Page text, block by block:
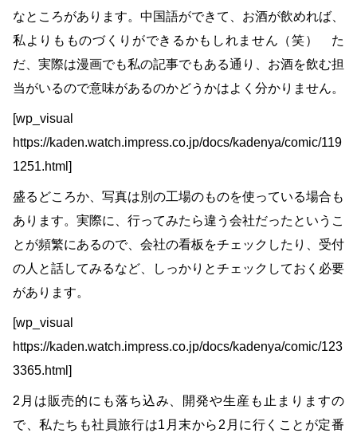
なところがあります。中国語ができて、お酒が飲めれば、
私よりもものづくりができるかもしれません（笑） た
だ、実際は漫画でも私の記事でもある通り、お酒を飲む担
当がいるので意味があるのかどうかはよく分かりません。
[wp_visual
https://kaden.watch.impress.co.jp/docs/kadenya/comic/119
1251.html]
盛るどころか、写真は別の工場のものを使っている場合も
あります。実際に、行ってみたら違う会社だったというこ
とが頻繁にあるので、会社の看板をチェックしたり、受付
の人と話してみるなど、しっかりとチェックしておく必要
があります。
[wp_visual
https://kaden.watch.impress.co.jp/docs/kadenya/comic/123
3365.html]
2月は販売的にも落ち込み、開発や生産も止まりますの
で、私たちも社員旅行は1月末から2月に行くことが定番